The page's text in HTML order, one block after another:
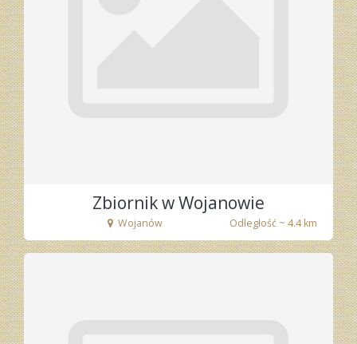
Zbiornik w Wojanowie
Wojanów Odległość ~ 4.4 km